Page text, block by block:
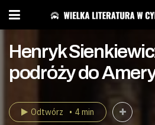
Henryk
podróży do
Odtwórz 4 min